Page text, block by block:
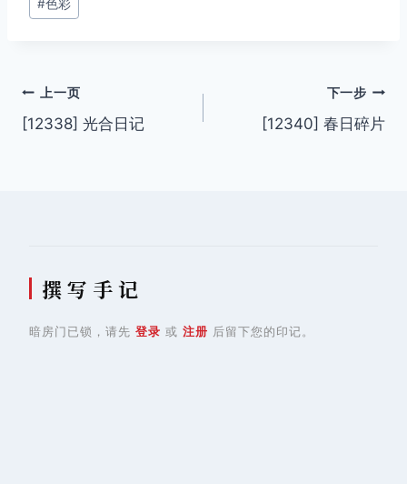
#色彩
文
章
上一页
[12338] 光合日记
下一步
[12340] 春日碎片
撰 写 手 记
暗房门已锁，请先 登录 或 注册 后留下您的印记。